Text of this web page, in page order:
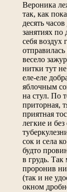
Вероника
так, как
десять
занятиях по
себя
весело
нитки тут
еле-еле
яблочным
на стул. По
приторная,
приятная
легкие и
сок и села
будто
в грудь. Так
проронив
(так и не
окном